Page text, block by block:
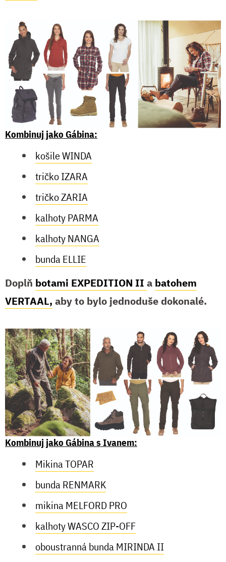
Kombinuj jako Gábina:
košile WINDA
tričko IZARA
tričko ZARIA
kalhoty PARMA
kalhoty NANGA
bunda ELLIE
Doplň botami EXPEDITION II a batohem
VERTAAL, aby to bylo jednoduše dokonalé.
Kombinuj jako Gábina s Ivanem:
Mikina TOPAR
bunda RENMARK
mikina MELFORD PRO
kalhoty WASCO ZIP-OFF
oboustranná bunda MIRINDA II